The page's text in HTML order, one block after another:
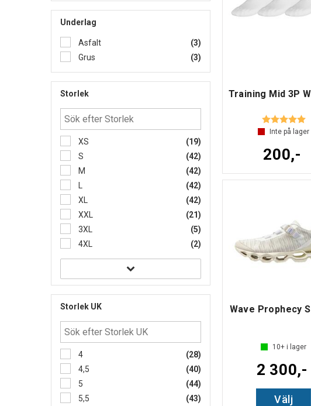
Underlag
Asfalt
(3)
Grus
(3)
Storlek
XS
(19)
S
(42)
M
(42)
(42)
XL
(42)
XXL
(21)
3XL
(5)
4XL
(2)
Storlek UK
4
(28)
4,5
(40)
5
(44)
5,5
(43)
Betyg:
Inte på lager
200,-
Wave Prophecy
10+ i lager
2 300,-
Välj